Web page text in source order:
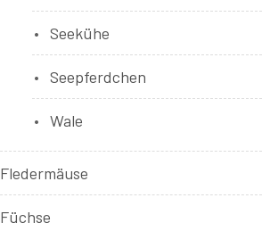
Seekühe
Seepferdchen
Wale
Fledermäuse
Füchse